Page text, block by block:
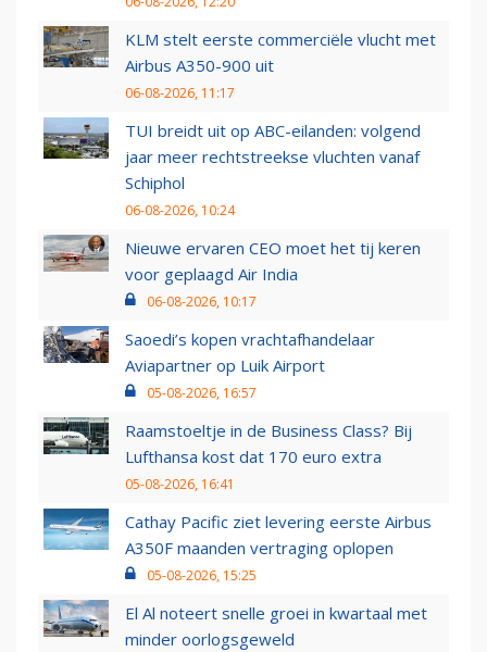
KLM stelt eerste commerciële vlucht met
Airbus A350-900 uit
06-08-2026, 11:17
TUI breidt uit op ABC-eilanden: volgend
jaar meer rechtstreekse vluchten vanaf
Schiphol
06-08-2026, 10:24
Nieuwe ervaren CEO moet het tij keren
voor geplaagd Air India
06-08-2026, 10:17
Saoedi’s kopen vrachtafhandelaar
Aviapartner op Luik Airport
05-08-2026, 16:57
Raamstoeltje in de Business Class? Bij
Lufthansa kost dat 170 euro extra
05-08-2026, 16:41
Cathay Pacific ziet levering eerste Airbus
A350F maanden vertraging oplopen
05-08-2026, 15:25
El Al noteert snelle groei in kwartaal met
minder oorlogsgeweld